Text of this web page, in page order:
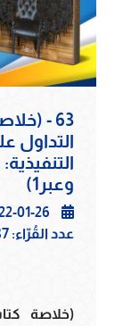
63 -
التداول
وعبر1)
01-26
عدد القُرّاء:
(خلاصة